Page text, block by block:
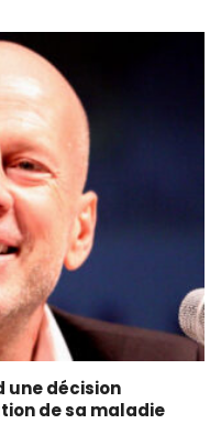
une décision
de sa maladie